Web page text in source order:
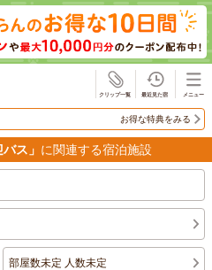
お得な特典をみる
ス」 に関連する宿泊施設
部屋数未定 人数未定